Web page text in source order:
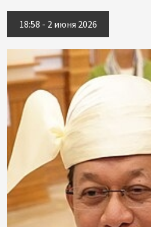
18:58 - 2 июня 2026